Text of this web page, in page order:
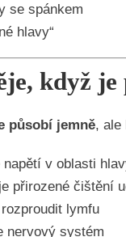
se spánkem
hlavy“
když je
působí jemně, ale
napětí v oblasti
přirozené čištění
lymfu
nervový systém